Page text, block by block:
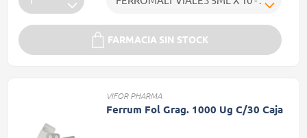
FARMACIA SIN STOCK
VIFOR PHARMA
Ferrum Fol Grag. 1000 Ug C/30 Caja